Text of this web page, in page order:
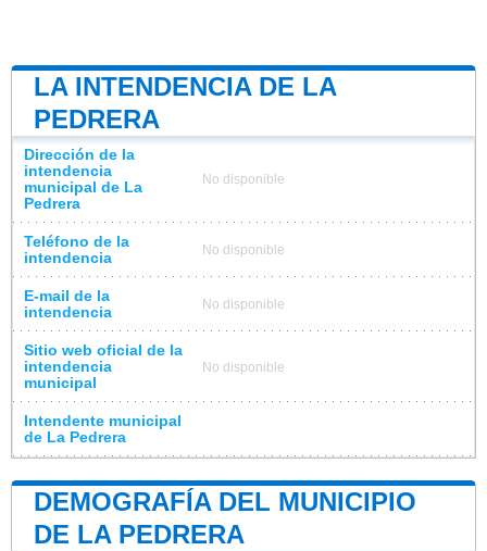
LA INTENDENCIA DE LA
PEDRERA
Dirección de la
intendencia
municipal de La
Pedrera
No disponible
Teléfono de la
intendencia
No disponible
E-mail de la
intendencia
No disponible
Sitio web oficial de la
intendencia
municipal
No disponible
Intendente municipal
de La Pedrera
DEMOGRAFÍA DEL MUNICIPIO
DE LA PEDRERA